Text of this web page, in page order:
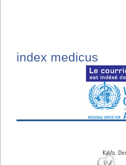
index medicus